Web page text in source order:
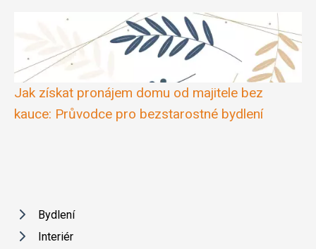
Jak získat pronájem domu od majitele bez
kauce: Průvodce pro bezstarostné bydlení
Bydlení
Interiér